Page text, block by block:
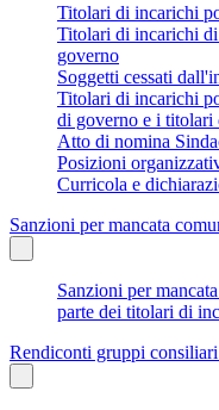
Titolari di incarichi
Titolari di incarichi
governo
Soggetti cessati
Titolari di incarichi
di governo e i
Atto di nomina
Posizioni
Curricola e
Sanzioni per mancata
Sanzioni per
parte dei titolari di
Rendiconti gruppi